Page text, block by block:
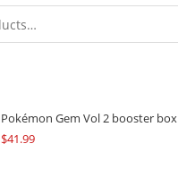
Pokémon Gem Vol 2 booster box
$41.99